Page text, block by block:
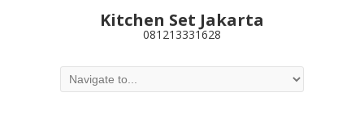
Kitchen Set Jakarta
081213331628